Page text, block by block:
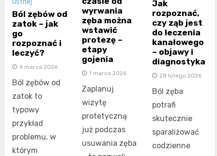
Ból zębów od
zatok – jak
go
rozpoznać i
leczyć?
6 marca 2026
Ból zębów od
zatok to
typowy
przykład
problemu, w
którym
wyrwania
zęba można
wstawić
protezę –
etapy
gojenia
1 marca 2026
Zaplanuj
wizytę
protetyczną
już podczas
usuwania zęba
Jak
rozpoznać,
czy ząb jest
do leczenia
kanałowego
– objawy i
diagnostyka
28 lutego 2026
Ból zęba
potrafi
skutecznie
sparaliżować
codzienne